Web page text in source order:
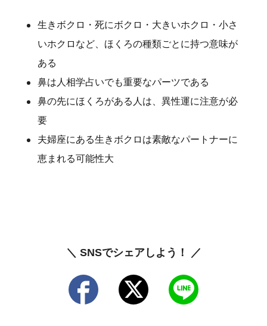
生きボクロ・死にボクロ・大きいホクロ・小さ
いホクロなど、ほくろの種類ごとに持つ意味が
ある
鼻は人相学占いでも重要なパーツである
鼻の先にほくろがある人は、異性運に注意が必
要
夫婦座にある生きボクロは素敵なパートナーに
恵まれる可能性大
＼ SNSでシェアしよう！ ／